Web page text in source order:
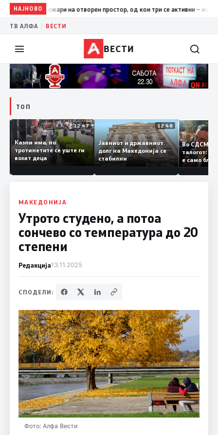
НАЈНОВО17:42ЦУК: До 18 часот 11 пожари на отворен простор, од
ТВ АЛФА ВЕСТИ
ВЕСТИ
ТОП
12:47
Казни има, но
тротинетите се уште ги
возат деца
12:46
Јавниот и државниот
долг на Македонија се
стабилни
Во СДСМ
е само
копија
Заев
МАКЕДОНИЈА
Утрото студено, а потоа
сончево со температура до 20
степени
Редакција13.11.2025
СПОДЕЛИ:
Фото: Алфа Вести